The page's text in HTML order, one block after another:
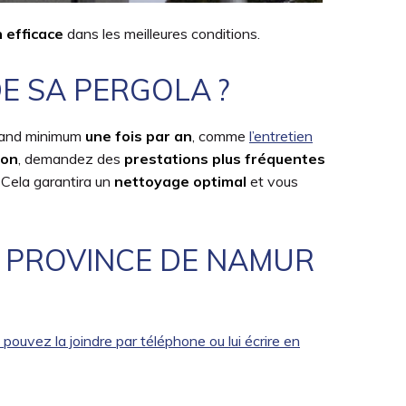
efficace dans les meilleures conditions.
SA PERGOLA ?
minimum une fois par an, comme l’entretien
, demandez des prestations plus fréquentes
garantira un nettoyage optimal et vous
DE NAMUR
pouvez la joindre par téléphone ou lui écrire en